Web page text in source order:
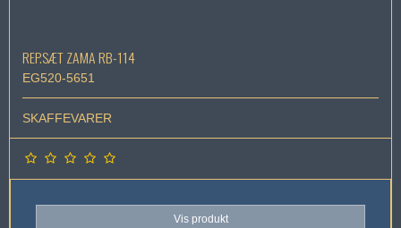
REP.SÆT ZAMA RB-114
EG520-5651
SKAFFEVARER
Vis produkt